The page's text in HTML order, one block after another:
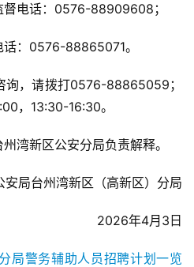
电话：0576-88909608；
：0576-88865071。
询，请拨打0576-88865059；
，13:30-16:30。
湾新区公安分局负责解释。
安局台州湾新区（高新区）分局
2026年4月3日
局警务辅助人员招聘计划一览